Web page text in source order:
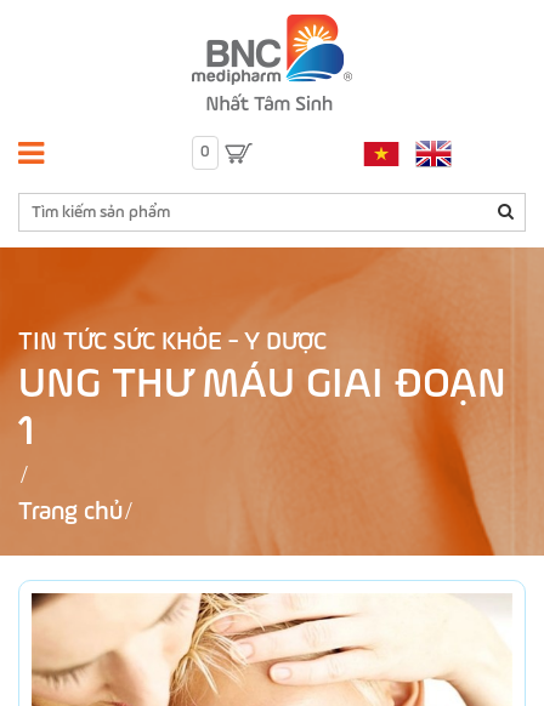
0
TIN TỨC SỨC KHỎE - Y DƯỢC
UNG THƯ MÁU GIAI ĐOẠN
1
Trang chủ